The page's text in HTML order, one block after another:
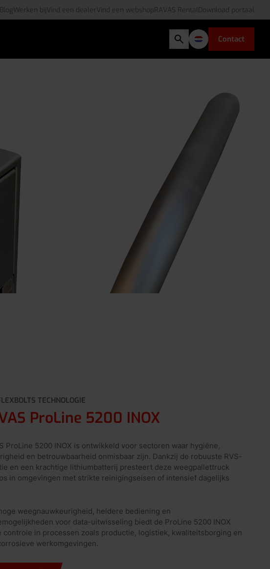
BlogWerken bijVind een dealerVind een webshopRAVAS RentalDownload portaal
Contact
TECHNOLOGIE
ProLine 5200 INOX
ProLine 5200 INOX is ontwikkeld voor sectoren waar hygiëne,
en betrouwbaarheid onmisbaar zijn. Dankzij de robuuste RVS-
en een krachtige lithiumbatterij presteert deze weegpallettruck
in omgevingen met strikte reinigingseisen of intensief dagelijks
weegnauwkeurigheid, heldere bediening en
voor data-uitwisseling biedt de ProLine 5200 INOX
controle in processen zoals productie, logistiek, kwaliteitsborging en
werkomgevingen.